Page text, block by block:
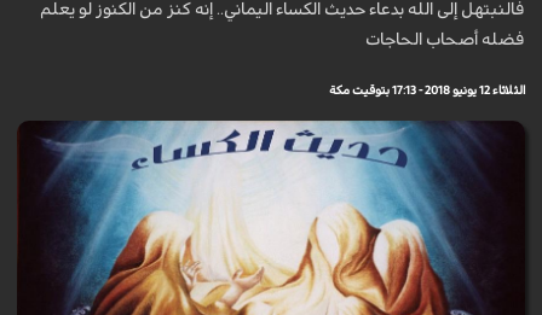
فالنبتهل إلى الله بدعاء حديث الكساء اليماني.. إنه كنز من الكنوز لو يعلم
فضله أصحاب الحاجات
الثلاثاء 12 يونيو 2018 - 17:13 بتوقيت مكة